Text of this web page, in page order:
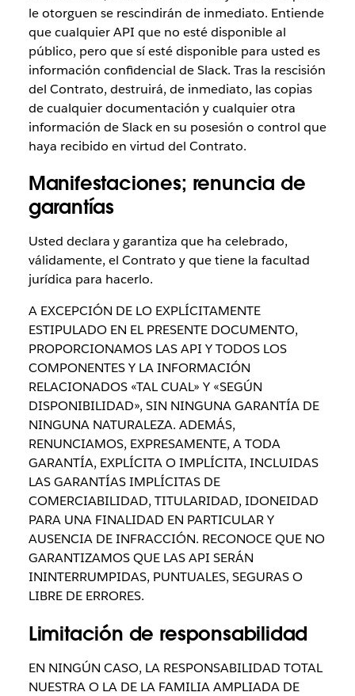
le otorguen se rescindirán de inmediato. Entiende
que cualquier API que no esté disponible al
público, pero que sí esté disponible para usted es
información confidencial de Slack. Tras la rescisión
del Contrato, destruirá, de inmediato, las copias
de cualquier documentación y cualquier otra
información de Slack en su posesión o control que
haya recibido en virtud del Contrato.
Manifestaciones; renuncia de
garantías
Usted declara y garantiza que ha celebrado,
válidamente, el Contrato y que tiene la facultad
jurídica para hacerlo.
A EXCEPCIÓN DE LO EXPLÍCITAMENTE
ESTIPULADO EN EL PRESENTE DOCUMENTO,
PROPORCIONAMOS LAS API Y TODOS LOS
COMPONENTES Y LA INFORMACIÓN
RELACIONADOS «TAL CUAL» Y «SEGÚN
DISPONIBILIDAD», SIN NINGUNA GARANTÍA DE
NINGUNA NATURALEZA. ADEMÁS,
RENUNCIAMOS, EXPRESAMENTE, A TODA
GARANTÍA, EXPLÍCITA O IMPLÍCITA, INCLUIDAS
LAS GARANTÍAS IMPLÍCITAS DE
COMERCIABILIDAD, TITULARIDAD, IDONEIDAD
PARA UNA FINALIDAD EN PARTICULAR Y
AUSENCIA DE INFRACCIÓN. RECONOCE QUE NO
GARANTIZAMOS QUE LAS API SERÁN
ININTERRUMPIDAS, PUNTUALES, SEGURAS O
LIBRE DE ERRORES.
Limitación de responsabilidad
EN NINGÚN CASO, LA RESPONSABILIDAD TOTAL
NUESTRA O LA DE LA FAMILIA AMPLIADA DE